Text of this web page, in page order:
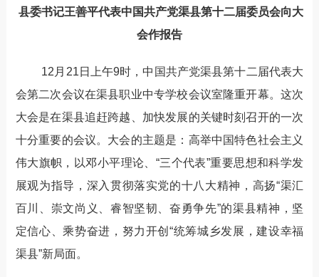
县委书记王善平代表中国共产党渠县第十二届委员会向大
会作报告
12月21日上午9时，中国共产党渠县第十二届代表大
会第二次会议在渠县职业中专学校会议室隆重开幕。这次
大会是在渠县追赶跨越、加快发展的关键时刻召开的一次
十分重要的会议。大会的主题是：高举中国特色社会主义
伟大旗帜，以邓小平理论、“三个代表”重要思想和科学发
展观为指导，深入贯彻落实党的十八大精神，高扬“渠汇
百川、崇文尚义、睿智坚韧、奋勇争先”的渠县精神，坚
定信心、乘势奋进，努力开创“统筹城乡发展，建设幸福
渠县”新局面。